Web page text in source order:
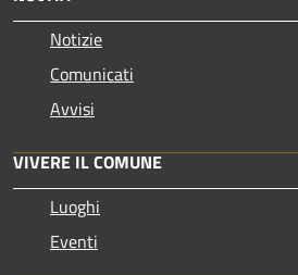
Notizie
Comunicati
Avvisi
VIVERE IL COMUNE
Luoghi
Eventi